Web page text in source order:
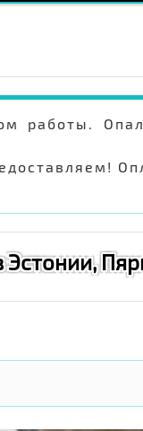
работы.